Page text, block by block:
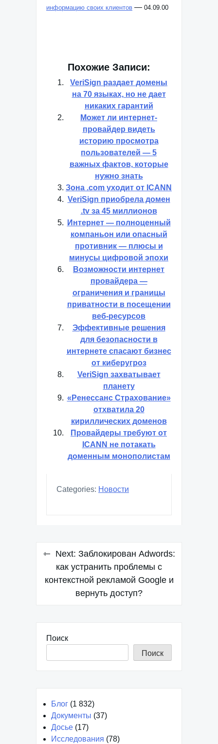
информацию своих клиентов — 04.09.00
Похожие Записи:
VeriSign раздает домены
на 70 языках, но не дает
никаких гарантий
Может ли интернет-
провайдер видеть
историю просмотра
пользователей — 5
важных фактов, которые
нужно знать
Зона .com уходит от ICANN
VeriSign приобрела домен
.tv за 45 миллионов
Интернет — полноценный
компаньон или опасный
противник — плюсы и
минусы цифровой эпохи
Возможности интернет
провайдера —
ограничения и границы
приватности в посещении
веб-ресурсов
Эффективные решения
для безопасности в
интернете спасают бизнес
от киберугроз
VeriSign захватывает
планету
«Ренессанс Страхование»
отхватила 20
кириллических доменов
Провайдеры требуют от
ICANN не потакать
доменным монополистам
Categories: Новости
Навигация
записям
Next: Заблокирован Adwords:
как устранить проблемы с
контекстной рекламой Google и
вернуть доступ?
Поиск
Поиск
Блог (1 832)
Документы (37)
Досье (17)
Исследования (78)